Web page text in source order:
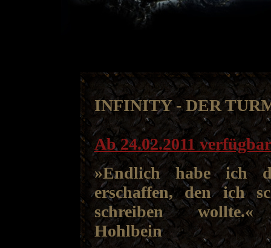
INFINITY - DER
Ab 24.02.2011 verfügbar
»Endlich habe ich
erschaffen, den ich
schreiben wollte.«
Hohlbein